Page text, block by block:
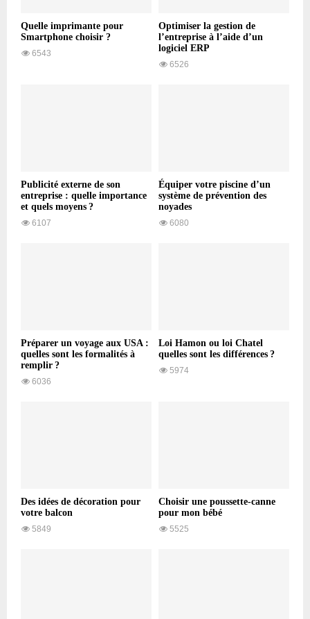
Quelle imprimante pour
Smartphone choisir ?
6543
Optimiser la gestion de
l’entreprise à l’aide d’un
logiciel ERP
6526
Publicité externe de son
entreprise : quelle importance
et quels moyens ?
6107
Équiper votre piscine d’un
système de prévention des
noyades
6080
Préparer un voyage aux USA :
quelles sont les formalités à
remplir ?
6036
Loi Hamon ou loi Chatel
quelles sont les différences ?
5974
Des idées de décoration pour
votre balcon
5849
Choisir une poussette-canne
pour mon bébé
5525